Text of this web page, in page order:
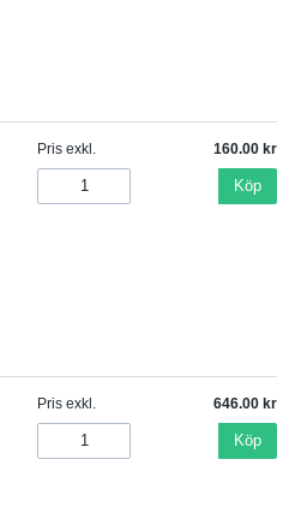
Pris exkl. 160.00
Köp
Pris exkl. 646.00
Köp